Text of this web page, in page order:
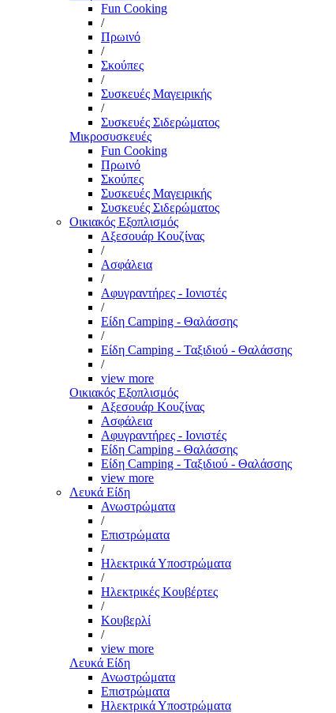
Fun Cooking
/
Πρωινό
/
Σκούπες
/
Συσκευές Μαγειρικής
/
Συσκευές Σιδερώματος
Μικροσυσκευές
Fun Cooking
Πρωινό
Σκούπες
Συσκευές Μαγειρικής
Συσκευές Σιδερώματος
Οικιακός Εξοπλισμός
Αξεσουάρ Κουζίνας
/
Ασφάλεια
/
Αφυγραντήρες - Ιονιστές
/
Είδη Camping - Θαλάσσης
/
Είδη Camping - Ταξιδιού - Θαλάσσης
/
view more
Οικιακός Εξοπλισμός
Αξεσουάρ Κουζίνας
Ασφάλεια
Αφυγραντήρες - Ιονιστές
Είδη Camping - Θαλάσσης
Είδη Camping - Ταξιδιού - Θαλάσσης
view more
Λευκά Είδη
Ανωστρώματα
/
Επιστρώματα
/
Ηλεκτρικά Υποστρώματα
/
Ηλεκτρικές Κουβέρτες
/
Κουβερλί
/
view more
Λευκά Είδη
Ανωστρώματα
Επιστρώματα
Ηλεκτρικά Υποστρώματα